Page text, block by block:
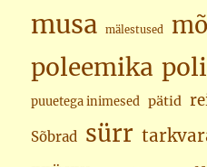
musa mälestused
poleemika
puuetega inimesed pätid
Sõbrad sürr